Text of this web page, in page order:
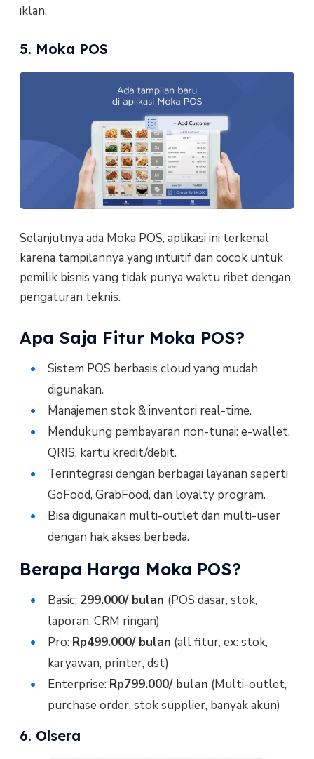
iklan.
5. Moka POS
Selanjutnya ada Moka POS, aplikasi ini terkenal
karena tampilannya yang intuitif dan cocok untuk
pemilik bisnis yang tidak punya waktu ribet dengan
pengaturan teknis.
Apa Saja Fitur Moka POS?
Sistem POS berbasis cloud yang mudah
digunakan.
Manajemen stok & inventori real-time.
Mendukung pembayaran non-tunai: e-wallet,
QRIS, kartu kredit/debit.
Terintegrasi dengan berbagai layanan seperti
GoFood, GrabFood, dan loyalty program.
Bisa digunakan multi-outlet dan multi-user
dengan hak akses berbeda.
Berapa Harga Moka POS?
Basic: 299.000/ bulan (POS dasar, stok,
laporan, CRM ringan)
Pro: Rp499.000/ bulan (all fitur, ex: stok,
karyawan, printer, dst)
Enterprise: Rp799.000/ bulan (Multi-outlet,
purchase order, stok supplier, banyak akun)
6. Olsera